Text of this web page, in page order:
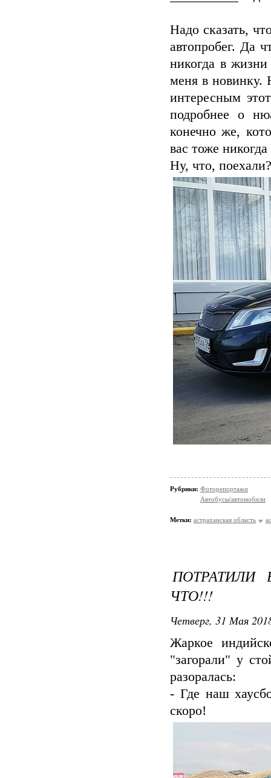
Надо сказать,
автопробег. Да
никогда в
меня в новинку.
интересным
подробнее о
конечно же,
вас тоже
Ну, что,
Рубрики: Фоторепортажи
Автобусы/автомобили
Метки: астраханская область
ЧТО!!!
Четверг, 31 Мая
Жаркое
"загорали" у
разоралась:
- Где наш
скоро!